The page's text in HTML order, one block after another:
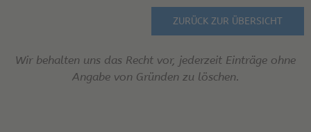
ZURÜCK ZUR ÜBERSICHT
Wir behalten uns das Recht vor, jederzeit Einträge ohne
Angabe von Gründen zu löschen.